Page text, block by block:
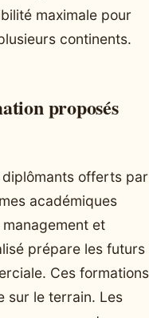
maximale pour
continents.
proposés
offerts par
académiques
et
prépare les futurs
Ces formations
sur le terrain. Les